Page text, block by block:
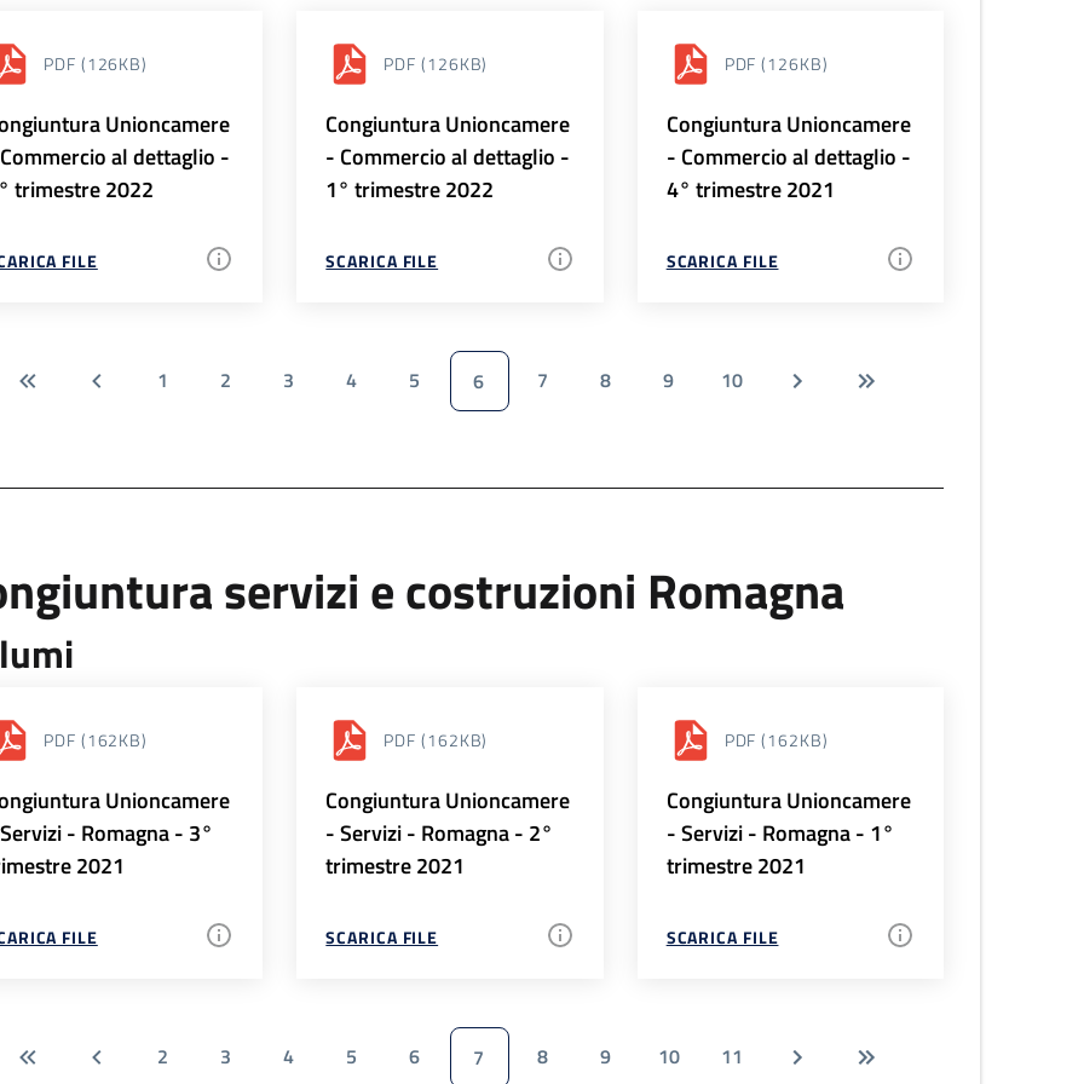
PDF (126KB)
Unioncamere
al dettaglio -
trimestre 2022
FILE
PDF (126KB)
Congiuntura Unioncamere
- Commercio al dettaglio -
1° trimestre 2022
SCARICA FILE
PDF (126KB)
Congiuntura Unioncamere
- Commercio al dettaglio -
4° trimestre 2021
SCARICA FILE
1 2 3 4 5 6 7 8 9 10
servizi e costruzioni Romagna
PDF (162KB)
Unioncamere
- Romagna - 3°
2021
FILE
PDF (162KB)
Congiuntura Unioncamere
- Servizi - Romagna - 2°
trimestre 2021
SCARICA FILE
PDF (162KB)
Congiuntura Unioncamere
- Servizi - Romagna - 1°
trimestre 2021
SCARICA FILE
2 3 4 5 6 7 8 9 10 11